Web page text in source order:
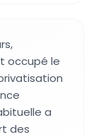
occupé le
a
des